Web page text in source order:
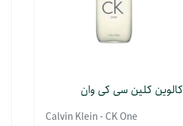
کالوین کلین سی کی وان
Calvin Klein - CK One